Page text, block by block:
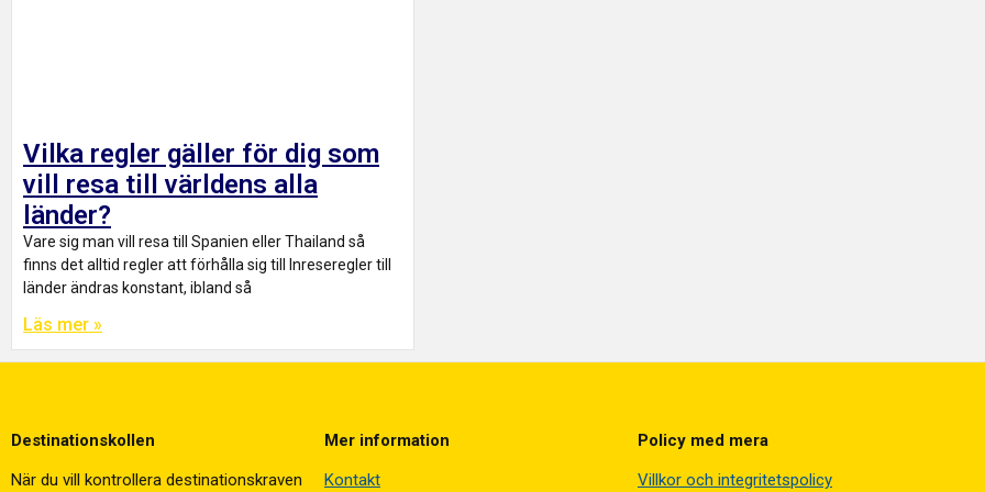
Vilka regler gäller för dig som
vill resa till världens alla
länder?
Vare sig man vill resa till Spanien eller Thailand så
finns det alltid regler att förhålla sig till Inreseregler till
länder ändras konstant, ibland så
Läs mer »
Destinationskollen
När du vill kontrollera destinationskraven
Mer information
Kontakt
Policy med mera
Villkor och integritetspolicy